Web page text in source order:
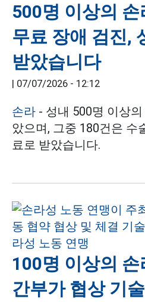
500명 이상의
무료 장애 검진,
받았습니다
| 07/07/2026 - 12:12
손라 - 성내 500명 이상
았으며, 그중 180건은 수
료로 받았습니다.
100명 이상의
간부가 협상 기